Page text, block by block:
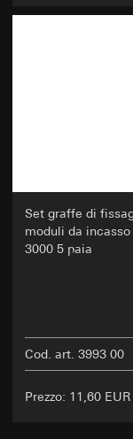
Set graffe di
moduli da incasso
3000 5 paia
Cod. art. 3993 00
Prezzo: 11,60 EUR